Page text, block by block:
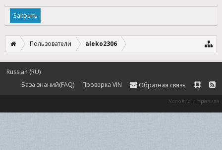
Закрыть
Пользователи aleko2306
Russian (RU)
База знаний(FAQ)
Проверка VIN Обратная связь
Условия и правила